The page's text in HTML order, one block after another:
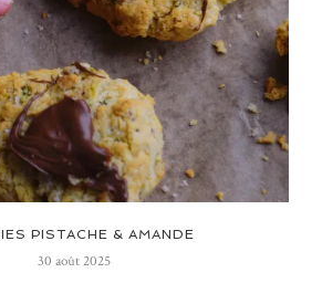
PISTACHE & AMANDE
30 août 2025